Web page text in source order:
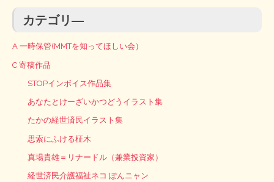
カテゴリ―
A 一時保管(MMTを知ってほしい会）
C 寄稿作品
STOPインボイス作品集
あなたとけーざいかつどうイラスト集
たかの経世済民イラスト集
思索にふける柾木
真場貴雄＝リナードル（兼業投資家）
経世済民介護福祉ネコ ぽんニャン